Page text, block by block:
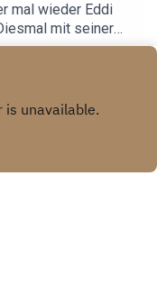
mal wieder Eddi
mit seiner
Teil, in dem er